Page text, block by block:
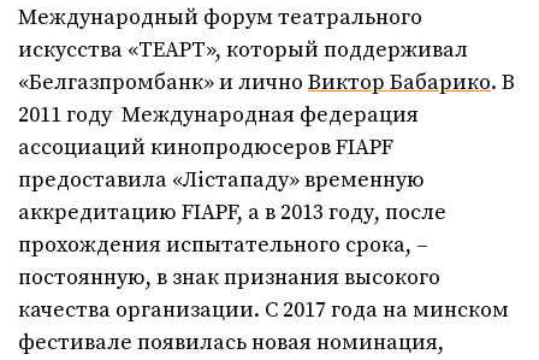
Международный форум театрального
искусства «ТЕАРТ», который поддерживал
«Белгазпромбанк» и лично Виктор Бабарико. В
2011 году Международная федерация
ассоциаций кинопродюсеров FIAPF
предоставила «Лістападу» временную
аккредитацию FIAPF, а в 2013 году, после
прохождения испытательного срока, –
постоянную, в знак признания высокого
качества организации. С 2017 года на минском
фестивале появилась новая номинация,